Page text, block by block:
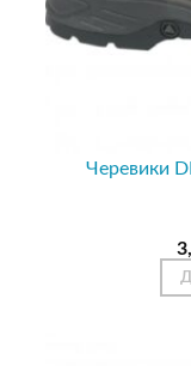
Черевики